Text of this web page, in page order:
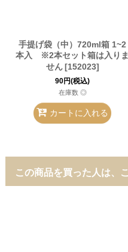
手提げ袋（中）720ml箱 1~2
本入 ※2本セット箱は入りま
せん [152023]
90円(税込)
在庫数 ◎
カートに入れる
この商品を買った人は、